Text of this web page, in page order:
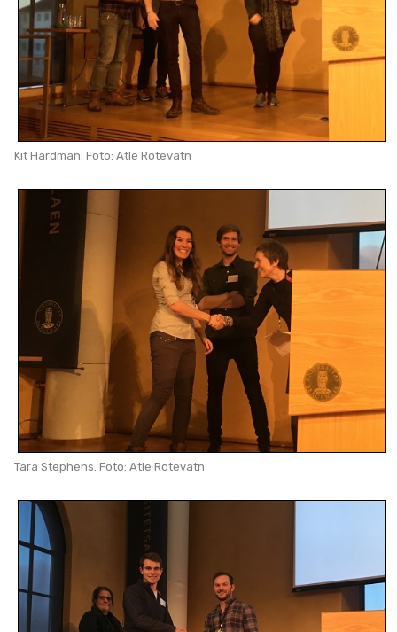
Kit Hardman. Foto: Atle Rotevatn
Tara Stephens. Foto: Atle Rotevatn